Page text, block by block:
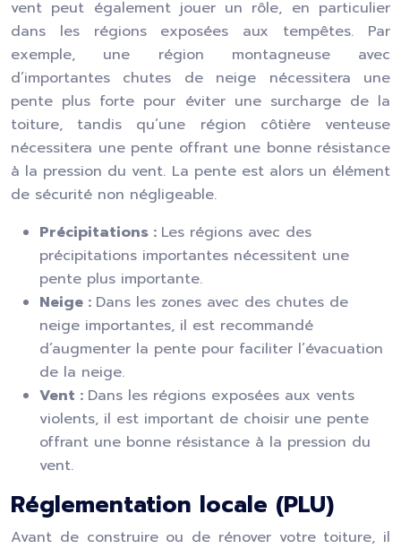
vent peut également jouer un rôle, en particulier
dans les régions exposées aux tempêtes. Par
exemple, une région montagneuse avec
d’importantes chutes de neige nécessitera une
pente plus forte pour éviter une surcharge de la
toiture, tandis qu’une région côtière venteuse
nécessitera une pente offrant une bonne résistance
à la pression du vent. La pente est alors un élément
de sécurité non négligeable.
Précipitations : Les régions avec des
précipitations importantes nécessitent une
pente plus importante.
Neige : Dans les zones avec des chutes de
neige importantes, il est recommandé
d’augmenter la pente pour faciliter l’évacuation
de la neige.
Vent : Dans les régions exposées aux vents
violents, il est important de choisir une pente
offrant une bonne résistance à la pression du
vent.
Réglementation locale (PLU)
Avant de construire ou de rénover votre toiture, il